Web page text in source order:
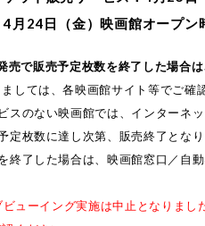
月24日（金）映画館オープン
で販売予定枚数を終了した場合は
しては、各映画館サイト等でご確
のない映画館では、インターネ
枚数に達し次第、販売終了となり
終了した場合は、映画館窓口／自
ューイング実施は中止となりまし